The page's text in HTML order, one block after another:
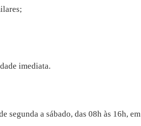
imediata.
segunda a sábado, das 08h às 16h,